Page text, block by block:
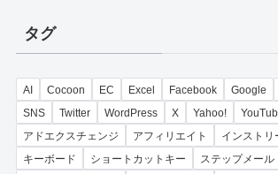
ー
タグ
AI Cocoon EC Excel Facebook Google
SNS
Twitter WordPress X Yahoo!
アドエクスチェンジ
アフィリエイト インストリ
キーボード
ショートカットキー
ステップメール